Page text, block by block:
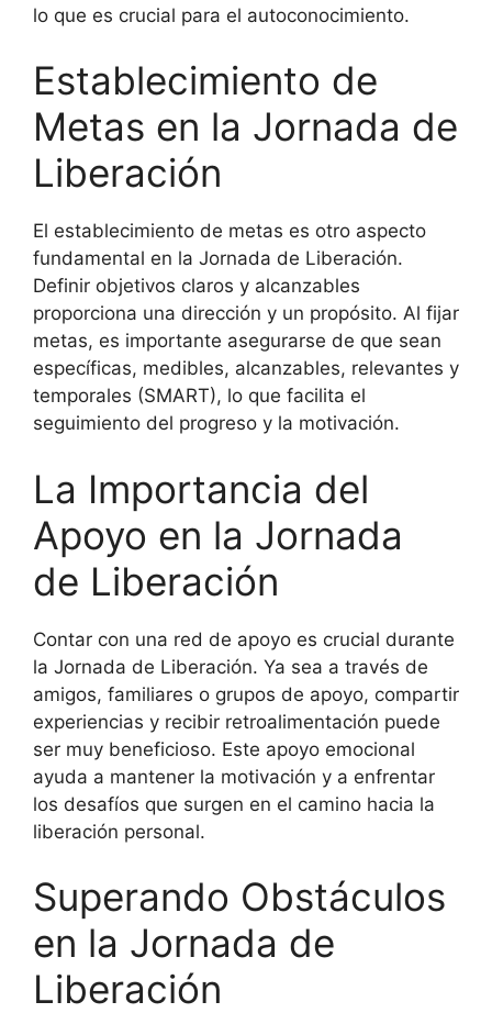
lo que es crucial para el autoconocimiento.
Establecimiento de
Metas en la Jornada de
Liberación
El establecimiento de metas es otro aspecto
fundamental en la Jornada de Liberación.
Definir objetivos claros y alcanzables
proporciona una dirección y un propósito. Al fijar
metas, es importante asegurarse de que sean
específicas, medibles, alcanzables, relevantes y
temporales (SMART), lo que facilita el
seguimiento del progreso y la motivación.
La Importancia del
Apoyo en la Jornada
de Liberación
Contar con una red de apoyo es crucial durante
la Jornada de Liberación. Ya sea a través de
amigos, familiares o grupos de apoyo, compartir
experiencias y recibir retroalimentación puede
ser muy beneficioso. Este apoyo emocional
ayuda a mantener la motivación y a enfrentar
los desafíos que surgen en el camino hacia la
liberación personal.
Superando Obstáculos
en la Jornada de
Liberación